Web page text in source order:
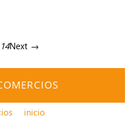
14Next →
inicio